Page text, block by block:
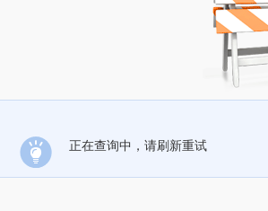
正在查询中，请刷新重试